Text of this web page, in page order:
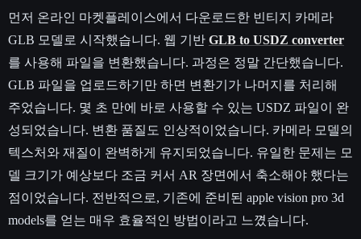
먼저 온라인 마켓플레이스에서 다운로드한 빈티지 카메라
GLB 모델로 시작했습니다. 웹 기반 GLB to USDZ converter
를 사용해 파일을 변환했습니다. 과정은 정말 간단했습니다.
GLB 파일을 업로드하기만 하면 변환기가 나머지를 처리해
주었습니다. 몇 초 만에 바로 사용할 수 있는 USDZ 파일이 완
성되었습니다. 변환 품질도 인상적이었습니다. 카메라 모델의
텍스처와 재질이 완벽하게 유지되었습니다. 유일한 문제는 모
델 크기가 예상보다 조금 커서 AR 장면에서 축소해야 했다는
점이었습니다. 전반적으로, 기존에 준비된 apple vision pro 3d
models를 얻는 매우 효율적인 방법이라고 느꼈습니다.